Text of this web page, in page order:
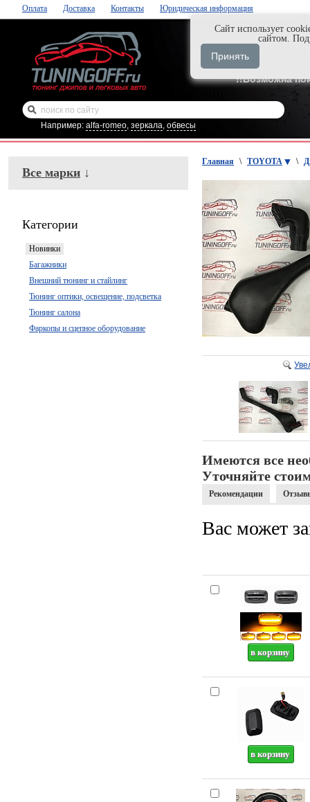
Оплата Доставка Контакты Юридическая информация
Нажми и
+7-929-495-
!!Возможна
Например: alfa-romeo, зеркала, обвесы
Все марки ↓
Категории
Новинки
Багажники
Внешний тюнинг и стайлинг
Тюнинг оптики, освещение, подсветка
Тюнинг салона
Фаркопы и сцепное оборудование
Главная \ TOYOTA \
Имеются все
Уточняйте
Рекомендации
Вас может
Cайт использует
сайтом.
Принять